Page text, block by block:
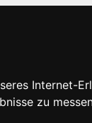
Internet-
zu